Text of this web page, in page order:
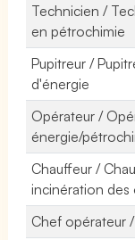
Technicien /
en pétrochimie
Pupitreur /
d'énergie
Opérateur /
énergie/
Chauffeur /
incinération des
Chef opérateur